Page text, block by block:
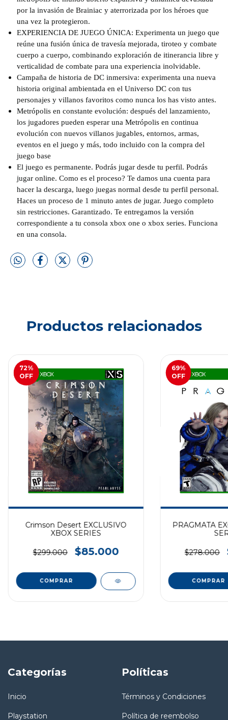
por la invasión de Brainiac y aterrorizada por los héroes que
una vez la protegieron.
EXPERIENCIA DE JUEGO ÚNICA: Experimenta un juego que
reúne una fusión única de travesía mejorada, tiroteo y combate
cuerpo a cuerpo, combinando exploración de itinerancia libre y
verticalidad de combate para una experiencia inolvidable.
Campaña de historia de DC inmersiva: experimenta una nueva
historia original ambientada en el Universo DC con tus
personajes y villanos favoritos como nunca los has visto antes.
Metrópolis en constante evolución: después del lanzamiento,
los jugadores pueden esperar una Metrópolis en continua
evolución con nuevos villanos jugables, entornos, armas,
eventos en el juego y más, todo incluido con la compra del
juego base
El juego es permanente. Podrás jugar desde tu perfil. Podrás
jugar online. Como es el proceso? Te damos una cuenta para
hacer la descarga, luego juegas normal desde tu perfil personal.
Haces un proceso de 1 minuto antes de jugar. Juego completo
sin restricciones. Garantizado. Te entregamos la versión
correspondiente a tu consola xbox one o xbox series. Funciona
en una consola.
Productos relacionados
72%
OFF
Crimson Desert EXCLUSIVO
XBOX SERIES
$299.000 $85.000
69%
OFF
PRAGMATA
$278.000
Categorías
Inicio
Playstation
Políticas
Términos y Condiciones
Política de reembolso